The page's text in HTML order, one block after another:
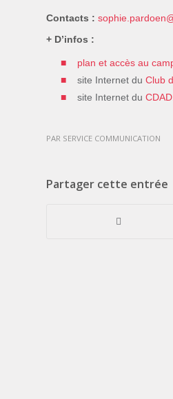
Contacts :
+ D’infos :
plan et accès au
site Internet du Club
site Internet du CDAD
PAR SERVICE COMMUNICATION
Partager cette entrée